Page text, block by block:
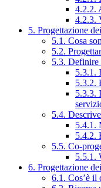
4.2.2.
4.2.3.
5. Progettazione
5.1. Cosa
5.2.
5.3.
5.3.1.
5.3.2.
5.3.3.
5.4.
5.4.1.
5.4.2.
5.5. Co-
5.5.1.
6. Progettazione
6.1. Cos’è il